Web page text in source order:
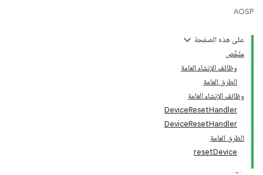
AOSP
على هذه الصفحة
ملخّص
وظائف الإنشاء العامة
الطرق العامة
وظائف الإنشاء العامة
DeviceResetHandler
DeviceResetHandler
الطرق العامة
resetDevice